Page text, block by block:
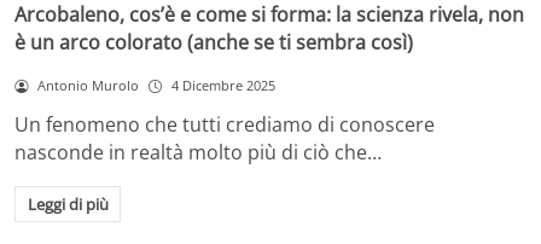
Arcobaleno, cos’è e come si forma: la scienza rivela, non
è un arco colorato (anche se ti sembra così)
Antonio Murolo 4 Dicembre 2025
Un fenomeno che tutti crediamo di conoscere
nasconde in realtà molto più di ciò che…
Leggi di più